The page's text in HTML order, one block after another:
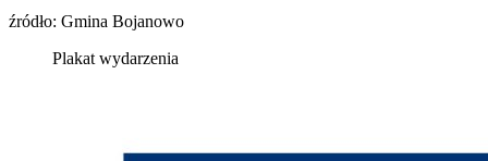
źródło: Gmina Bojanowo
Plakat wydarzenia